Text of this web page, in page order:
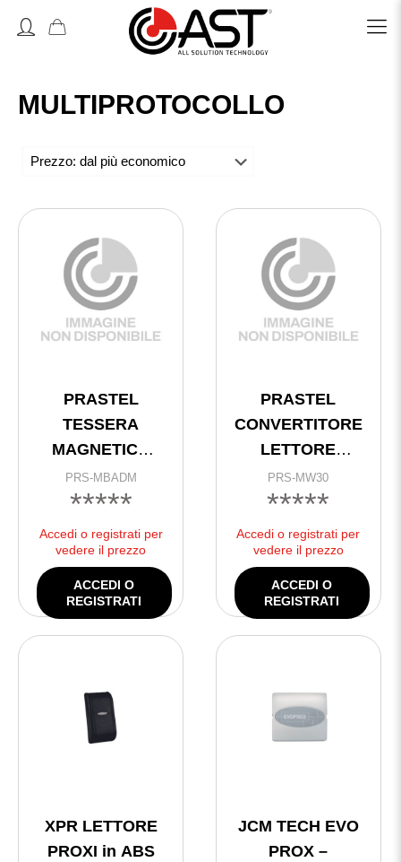
Accedi o Registrati
MULTIPROTOCOLLO
PRASTEL
TESSERA
MAGNETICA
ISO/2 NEUTRO
@
PRS-MBADM
*****
Accedi o registrati per
vedere il prezzo
ACCEDI O
REGISTRATI
PRASTEL
CONVERTITORE
LETTORE
STANDARD
PRASTEL @
PRS-MW30
*****
Accedi o registrati per
vedere il prezzo
ACCEDI O
REGISTRATI
XPR LETTORE
PROXI in ABS
JCM TECH EVO
PROX –